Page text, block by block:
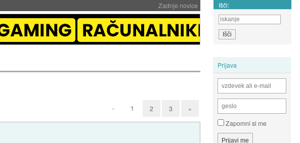
Zadnje novice Išči:
Prijava
Zapomni si me
« 1 2 3 »